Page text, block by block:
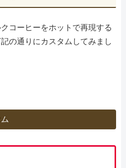
コーヒーをホットで再現する
記の通りにカスタムしてみまし